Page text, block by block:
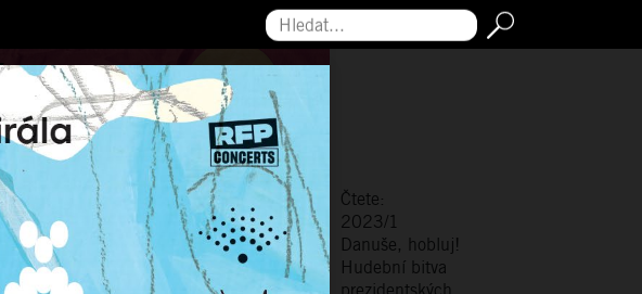
Hledat...
Čtete:
2023/1
Danuše, hobluj!
Hudební bitva